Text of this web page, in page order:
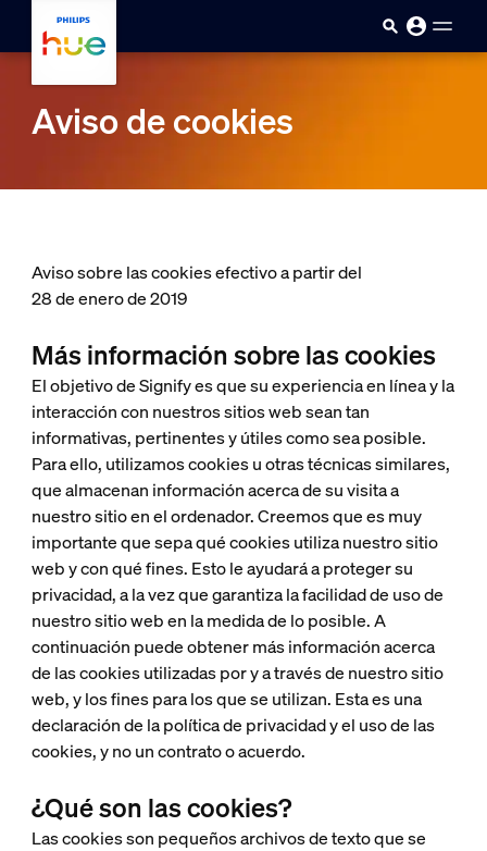
Aviso de cookies
Aviso sobre las cookies efectivo a partir del
28 de enero de 2019
Más información sobre las cookies
El objetivo de Signify es que su experiencia en línea y la
interacción con nuestros sitios web sean tan
informativas, pertinentes y útiles como sea posible.
Para ello, utilizamos cookies u otras técnicas similares,
que almacenan información acerca de su visita a
nuestro sitio en el ordenador. Creemos que es muy
importante que sepa qué cookies utiliza nuestro sitio
web y con qué fines. Esto le ayudará a proteger su
privacidad, a la vez que garantiza la facilidad de uso de
nuestro sitio web en la medida de lo posible. A
continuación puede obtener más información acerca
de las cookies utilizadas por y a través de nuestro sitio
web, y los fines para los que se utilizan. Esta es una
declaración de la política de privacidad y el uso de las
cookies, y no un contrato o acuerdo.
¿Qué son las cookies?
Las cookies son pequeños archivos de texto que se